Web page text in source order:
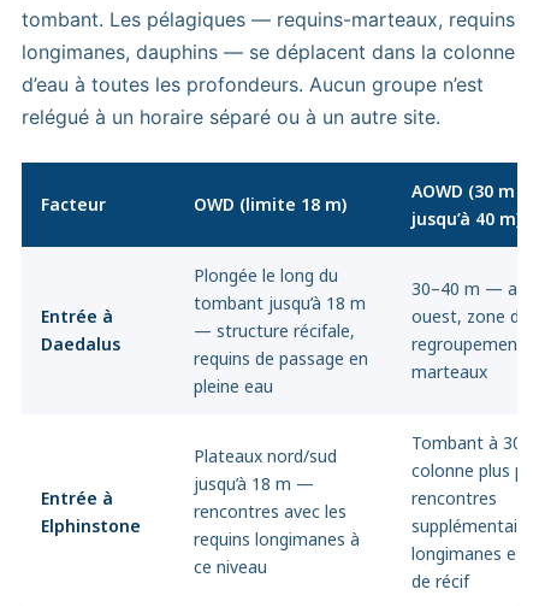
tombant. Les pélagiques — requins-marteaux, requins
longimanes, dauphins — se déplacent dans la colonne
d’eau à toutes les profondeurs. Aucun groupe n’est
relégué à un horaire séparé ou à un autre site.
Facteur OWD (limite 18 m)
AOWD (30 m ·
jusqu’à 40 m)
Entrée à
Daedalus
Plongée le long du
tombant jusqu’à 18 m
— structure récifale,
requins de passage en
pleine eau
30–40 m —
ouest, zone de
regroupement
marteaux
Entrée à
Elphinstone
Plateaux nord/sud
jusqu’à 18 m —
rencontres avec les
requins longimanes à
ce niveau
Tombant à 30
colonne plus
rencontres
longimanes et
de récif